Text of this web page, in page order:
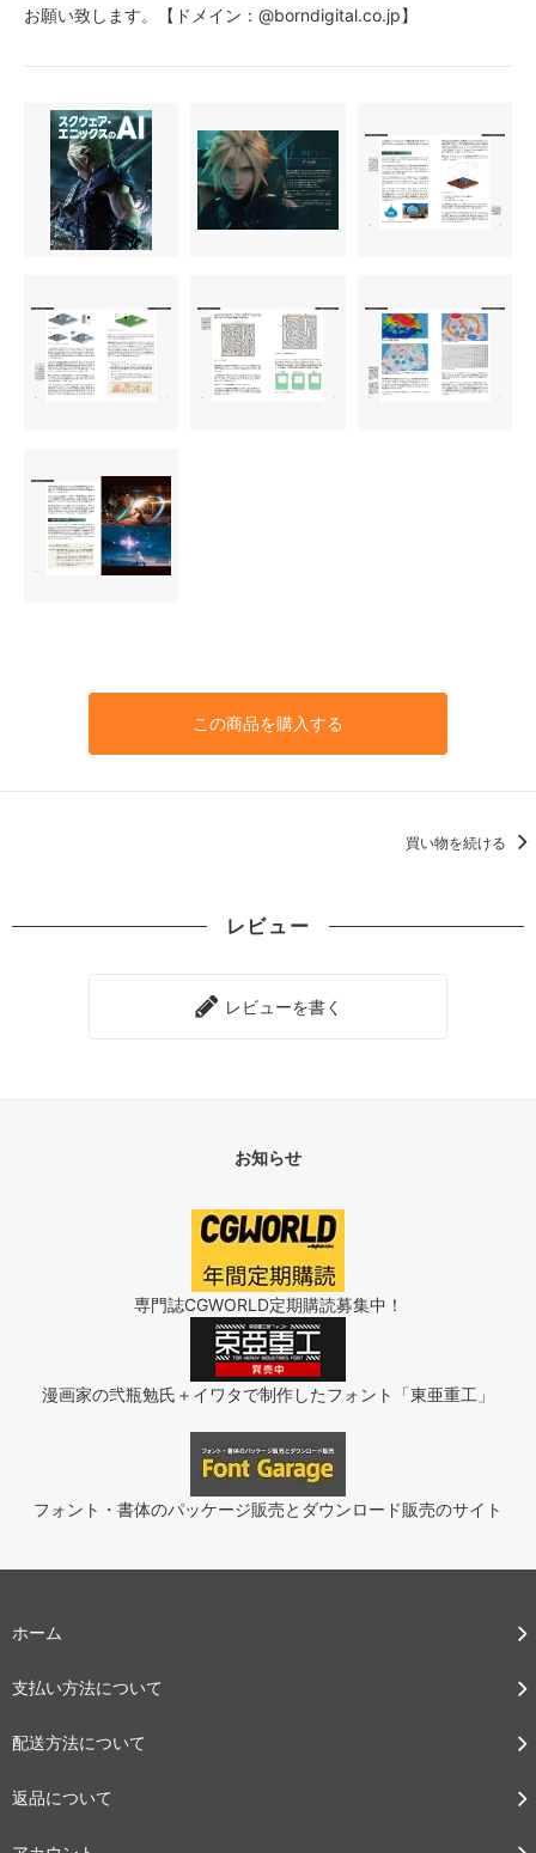
お願い致します。【ドメイン：@borndigital.co.jp】
この商品を購入する
買い物を続ける
レビュー
レビューを書く
お知らせ
専門誌CGWORLD定期購読募集中！
漫画家の弐瓶勉氏＋イワタで制作したフォント「東亜重工」
フォント・書体のパッケージ販売とダウンロード販売のサイト
ホーム
支払い方法について
配送方法について
返品について